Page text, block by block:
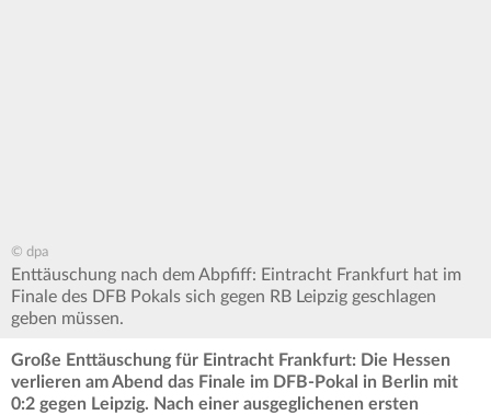
© dpa
Enttäuschung nach dem Abpfiff: Eintracht Frankfurt hat im
Finale des DFB Pokals sich gegen RB Leipzig geschlagen
geben müssen.
Große Enttäuschung für Eintracht Frankfurt: Die Hessen
verlieren am Abend das Finale im DFB-Pokal in Berlin mit
0:2 gegen Leipzig. Nach einer ausgeglichenen ersten